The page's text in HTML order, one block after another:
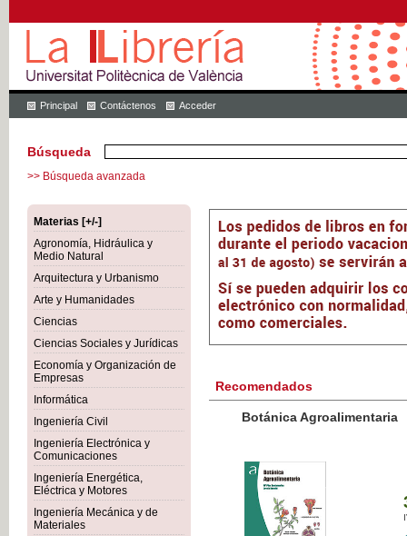
Principal Contáctenos Acceder
Búsqueda
>> Búsqueda avanzada
Materias [+/-]
Agronomía, Hidráulica y
Medio Natural
Arquitectura y Urbanismo
Arte y Humanidades
Ciencias
Ciencias Sociales y Jurídicas
Economía y Organización de
Empresas
Informática
Ingeniería Civil
Ingeniería Electrónica y
Comunicaciones
Ingeniería Energética,
Eléctrica y Motores
Ingeniería Mecánica y de
Materiales
Recomendados
Botánica Agroalimentaria
IVA